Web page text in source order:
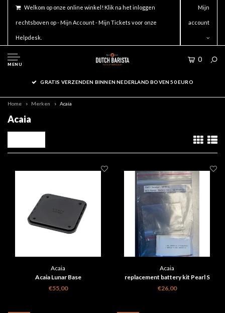
Welkom op onze online winkel! Klik na het inloggen
rechtsboven op - Mijn Account - Mijn Tickets voor onze
Helpdesk.
Mijn
account
MENU
0
GRATIS VERZENDEN BINNEN NEDERLAND BOVEN 50 EURO
Home Merken Acaia
Acaia
Acaia
Acaia Lunar Base
€55,00
Acaia
replacement battery kit Pearl S
€26,00